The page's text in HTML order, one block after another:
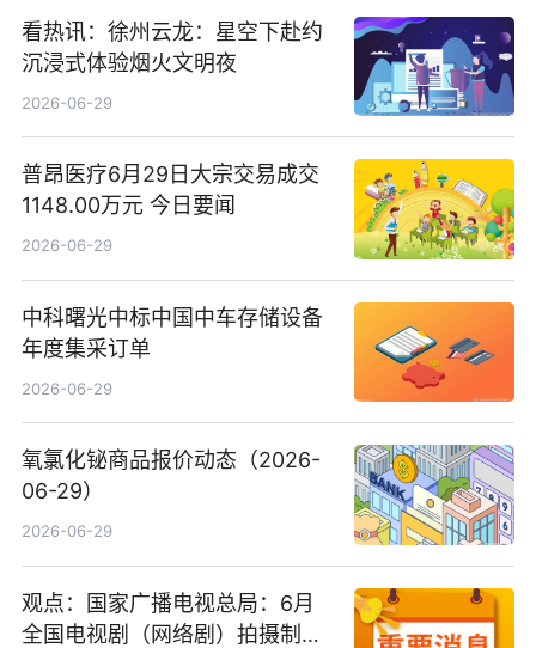
看热讯：徐州云龙：星空下赴约
沉浸式体验烟火文明夜
2026-06-29
普昂医疗6月29日大宗交易成交
1148.00万元 今日要闻
2026-06-29
中科曙光中标中国中车存储设备
年度集采订单
2026-06-29
氧氯化铋商品报价动态（2026-
06-29）
2026-06-29
观点：国家广播电视总局：6月
全国电视剧（网络剧）拍摄制作